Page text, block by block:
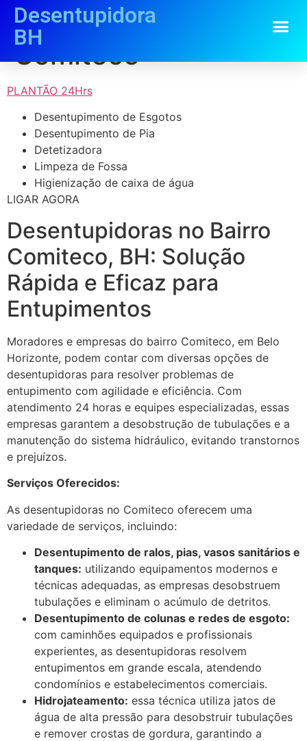
Desentupidora
BH
Desentupidora
Comiteco
PLANTÃO 24Hrs
Desentupimento de Esgotos
Desentupimento de Pia
Detetizadora
Limpeza de Fossa
Higienização de caixa de água
LIGAR AGORA
Desentupidoras no Bairro
Comiteco, BH: Solução
Rápida e Eficaz para
Entupimentos
Moradores e empresas do bairro Comiteco, em Belo
Horizonte, podem contar com diversas opções de
desentupidoras para resolver problemas de
entupimento com agilidade e eficiência. Com
atendimento 24 horas e equipes especializadas, essas
empresas garantem a desobstrução de tubulações e a
manutenção do sistema hidráulico, evitando transtornos
e prejuízos.
Serviços Oferecidos:
As desentupidoras no Comiteco oferecem uma
variedade de serviços, incluindo:
Desentupimento de ralos, pias, vasos sanitários e
tanques: utilizando equipamentos modernos e
técnicas adequadas, as empresas desobstruem
tubulações e eliminam o acúmulo de detritos.
Desentupimento de colunas e redes de esgoto:
com caminhões equipados e profissionais
experientes, as desentupidoras resolvem
entupimentos em grande escala, atendendo
condomínios e estabelecimentos comerciais.
Hidrojateamento: essa técnica utiliza jatos de
água de alta pressão para desobstruir tubulações
e remover crostas de gordura, garantindo a